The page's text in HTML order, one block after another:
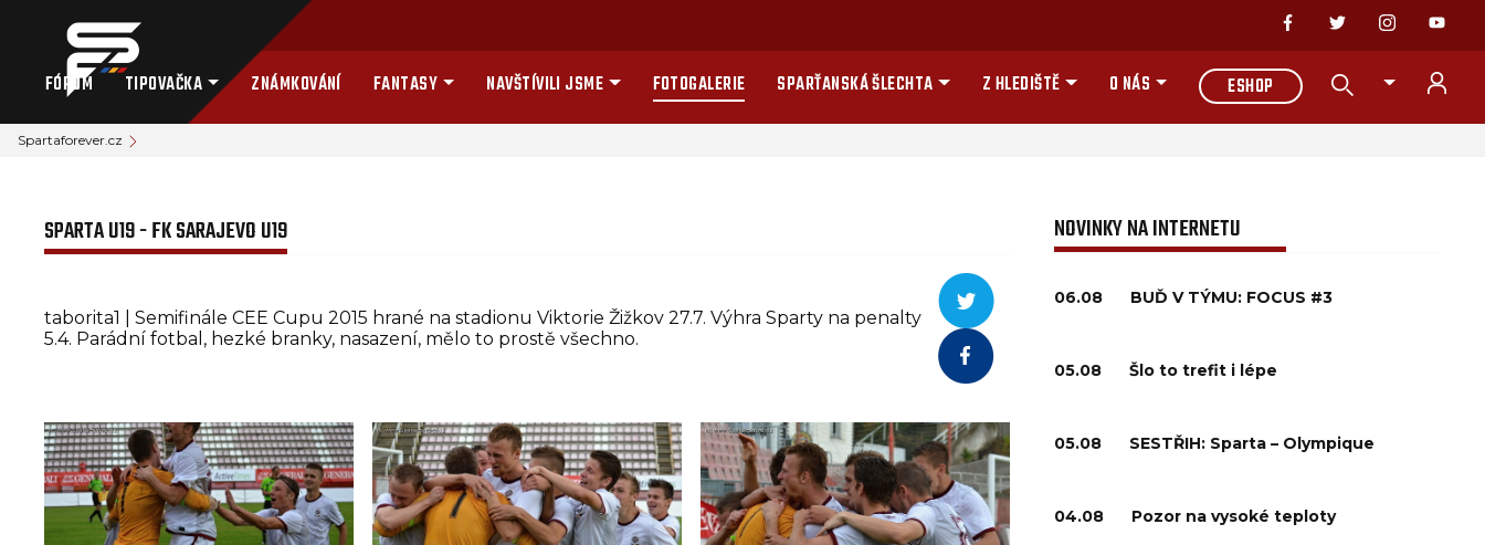
FÓRUM TIPOVAČKA ZNÁMKOVÁNÍ FANTASY NAVŠTÍVILI JSME FOTOGALERIE SPARŤANSKÁ ŠLECHTA Z HLEDIŠTĚ O NÁS ESHOP
Spartaforever.cz
SPARTA U19 - FK SARAJEVO U19
taborita1 | Semifinále CEE Cupu 2015 hrané na stadionu Viktorie Žižkov 27.7. Výhra Sparty na penalty
5.4. Parádní fotbal, hezké branky, nasazení, mělo to prostě všechno.
NOVINKY NA INTERNETU
06.08 BUĎ V TÝMU: FOCUS #3
05.08 Šlo to trefit i lépe
05.08 SESTŘIH: Sparta – Olympique
04.08 Pozor na vysoké teploty